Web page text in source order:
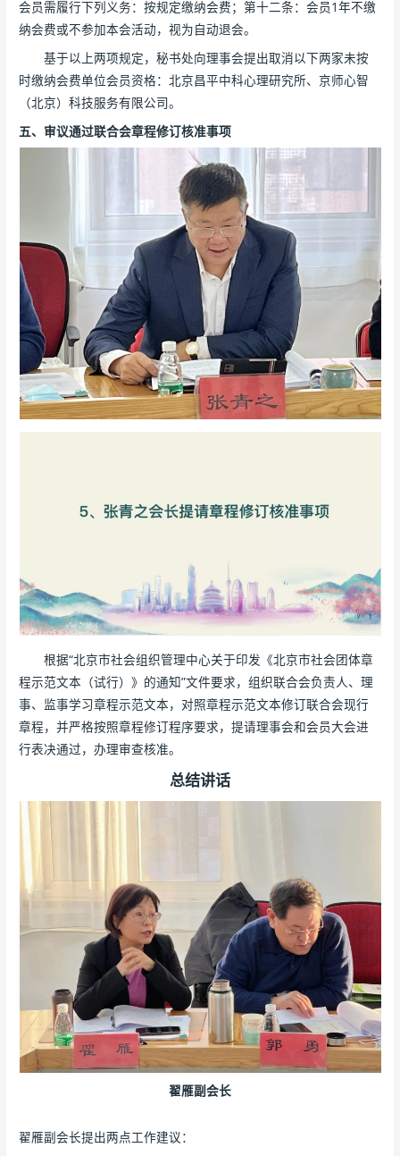
会员需履行下列义务：按规定缴纳会费；第十二条：会员1年不缴
纳会费或不参加本会活动，视为自动退会。
基于以上两项规定，秘书处向理事会提出取消以下两家未按
时缴纳会费单位会员资格：北京昌平中科心理研究所、京师心智
（北京）科技服务有限公司。
五、审议通过联合会章程修订核准事项
根据“北京市社会组织管理中心关于印发《北京市社会团体章
程示范文本（试行）》的通知”文件要求，组织联合会负责人、理
事、监事学习章程示范文本，对照章程示范文本修订联合会现行
章程，并严格按照章程修订程序要求，提请理事会和会员大会进
行表决通过，办理审查核准。
总结讲话
翟雁副会长
翟雁副会长提出两点工作建议：